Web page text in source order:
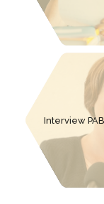
Interview